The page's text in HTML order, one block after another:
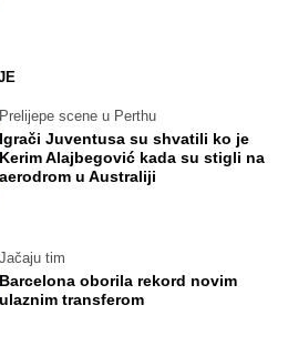
Prelijepe scene u Perthu
Igrači Juventusa su shvatili ko je
Kerim Alajbegović kada su stigli na
aerodrom u Australiji
Jačaju tim
Barcelona oborila rekord novim
ulaznim transferom